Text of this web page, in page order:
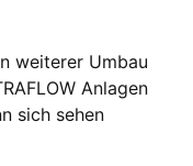
weiterer Umbau
Anlagen
sich sehen